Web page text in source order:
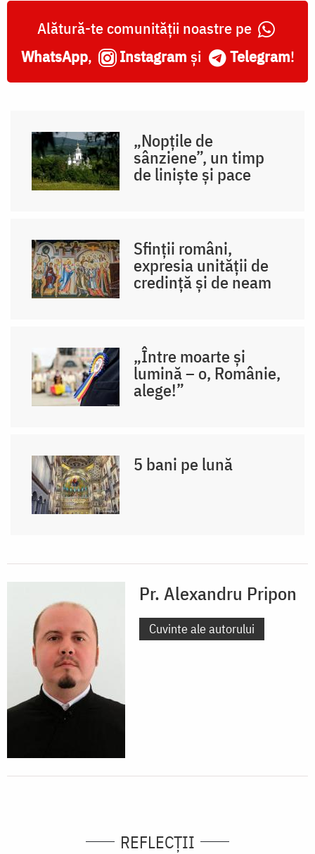
Alătură-te comunității noastre pe
WhatsApp, Instagram și Telegram!
„Nopțile de
sânziene”, un timp
de liniște și pace
Sfinții români,
expresia unității de
credință și de neam
„Între moarte și
lumină – o, Românie,
alege!”
5 bani pe lună
Pr. Alexandru Pripon
Cuvinte ale autorului
REFLECȚII